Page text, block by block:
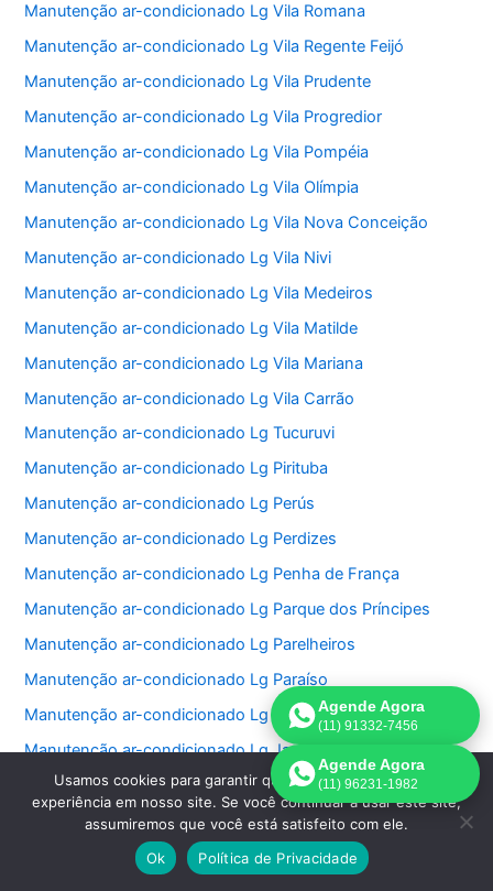
Manutenção ar-condicionado Lg Vila Romana
Manutenção ar-condicionado Lg Vila Regente Feijó
Manutenção ar-condicionado Lg Vila Prudente
Manutenção ar-condicionado Lg Vila Progredior
Manutenção ar-condicionado Lg Vila Pompéia
Manutenção ar-condicionado Lg Vila Olímpia
Manutenção ar-condicionado Lg Vila Nova Conceição
Manutenção ar-condicionado Lg Vila Nivi
Manutenção ar-condicionado Lg Vila Medeiros
Manutenção ar-condicionado Lg Vila Matilde
Manutenção ar-condicionado Lg Vila Mariana
Manutenção ar-condicionado Lg Vila Carrão
Manutenção ar-condicionado Lg Tucuruvi
Manutenção ar-condicionado Lg Pirituba
Manutenção ar-condicionado Lg Perús
Manutenção ar-condicionado Lg Perdizes
Manutenção ar-condicionado Lg Penha de França
Manutenção ar-condicionado Lg Parque dos Príncipes
Manutenção ar-condicionado Lg Parelheiros
Manutenção ar-condicionado Lg Paraíso
Manutenção ar-condicionado Lg Jardim São Bento
Manutenção ar-condicionado Lg Jardim Paulistano
Manutenção ar-condicionado Lg Jardim Paulista
Manutenção ar-condicionado Lg Jardim Morumbi
Manutenção ar-condicionado Lg Jardim Fonte do Morumbi
Agende Agora
(11) 91332-7456
Agende Agora
(11) 96231-1982
Usamos cookies para garantir que oferecemos a melhor
experiência em nosso site. Se você continuar a usar este site,
assumiremos que você está satisfeito com ele.
Ok
Política de Privacidade